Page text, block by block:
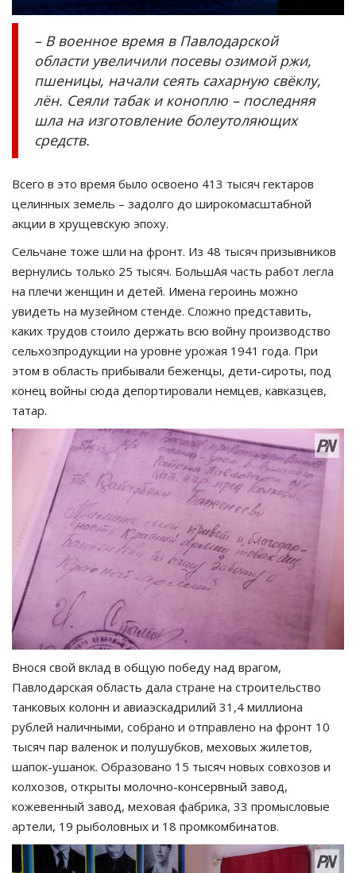
– В военное время в Павлодарской
области увеличили посевы озимой ржи,
пшеницы, начали сеять сахарную свёклу,
лён. Сеяли табак и коноплю – последняя
шла на изготовление болеутоляющих
средств.
Всего в это время было освоено 413 тысяч гектаров
целинных земель – задолго до широкомасштабной
акции в хрущевскую эпоху.
Сельчане тоже шли на фронт. Из 48 тысяч призывников
вернулись только 25 тысяч. БольшАя часть работ легла
на плечи женщин и детей. Имена героинь можно
увидеть на музейном стенде. Сложно представить,
каких трудов стоило держать всю войну производство
сельхозпродукции на уровне урожая 1941 года. При
этом в область прибывали беженцы, дети-сироты, под
конец войны сюда депортировали немцев, кавказцев,
татар.
Внося свой вклад в общую победу над врагом,
Павлодарская область дала стране на строительство
танковых колонн и авиаэскадрилий 31,4 миллиона
рублей наличными, собрано и отправлено на фронт 10
тысяч пар валенок и полушубков, меховых жилетов,
шапок-ушанок. Образовано 15 тысяч новых совхозов и
колхозов, открыты молочно-консервный завод,
кожевенный завод, меховая фабрика, 33 промысловые
артели, 19 рыболовных и 18 промкомбинатов.